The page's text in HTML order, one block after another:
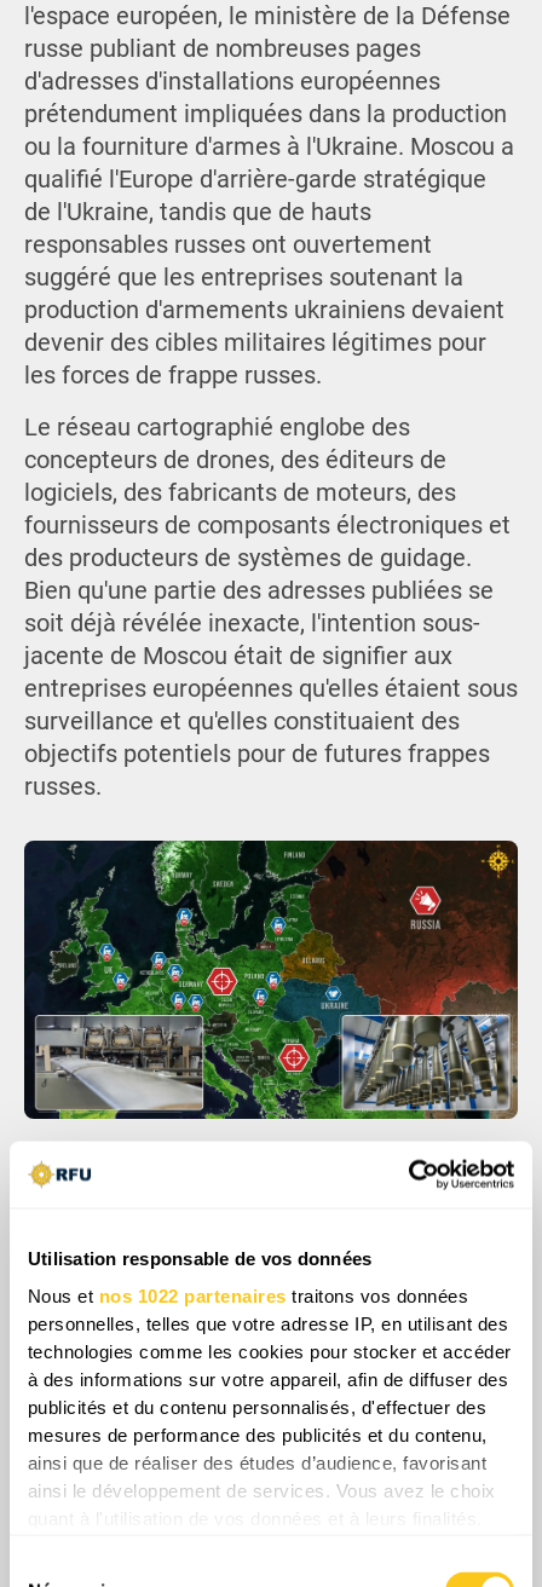
Utilisation responsable de vos données
Nous et nos 1022 partenaires traitons vos données
personnelles, telles que votre adresse IP, en utilisant des
technologies comme les cookies pour stocker et accéder
à des informations sur votre appareil, afin de diffuser des
publicités et du contenu personnalisés, d'effectuer des
mesures de performance des publicités et du contenu,
ainsi que de réaliser des études d’audience, favorisant
ainsi le développement de services. Vous avez le choix
quant à l'utilisation de vos données et à leurs finalités.
tout moment en consultant la Déclaration relative aux
l'espace européen, le ministère de la Défense
russe publiant de nombreuses pages
d'adresses d'installations européennes
prétendument impliquées dans la production
ou la fourniture d'armes à l'Ukraine. Moscou a
qualifié l'Europe d'arrière-garde stratégique
de l'Ukraine, tandis que de hauts
responsables russes ont ouvertement
suggéré que les entreprises soutenant la
production d'armements ukrainiens devaient
devenir des cibles militaires légitimes pour
les forces de frappe russes.
Le réseau cartographié englobe des
concepteurs de drones, des éditeurs de
logiciels, des fabricants de moteurs, des
fournisseurs de composants électroniques et
des producteurs de systèmes de guidage.
Bien qu'une partie des adresses publiées se
soit déjà révélée inexacte, l'intention sous-
jacente de Moscou était de signifier aux
entreprises européennes qu'elles étaient sous
surveillance et qu'elles constituaient des
objectifs potentiels pour de futures frappes
russes.
Cette démarche ne s'est pas limitée à la
signalement militaire plus large. La Russie a
conduit des exercices de frappe impliquant
des systèmes de missiles Iskander, tandis
que les médias d'État mettaient l'accent sur
l'aptitude de ce vecteur à attaquer les
aérodromes, les quartiers généraux, les
systèmes de défense aérienne et les
infrastructures de l'industrie de défense en
ouvertement à une telle configuration rend le